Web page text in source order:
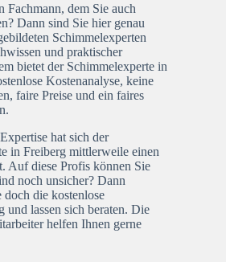
Fachmann, dem Sie auch
Dann sind Sie hier genau
Schimmelexperten
und praktischer
bietet der Schimmelexperte in
Kostenanalyse, keine
faire Preise und ein faires
hat sich der
in Freiberg mittlerweile einen
Auf diese Profis können Sie
noch unsicher? Dann
doch die kostenlose
und lassen sich beraten. Die
helfen Ihnen gerne